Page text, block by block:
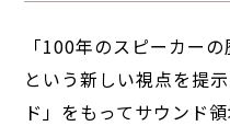
「100年のスピーカー
という新しい視点を提
ド」をもってサウンド